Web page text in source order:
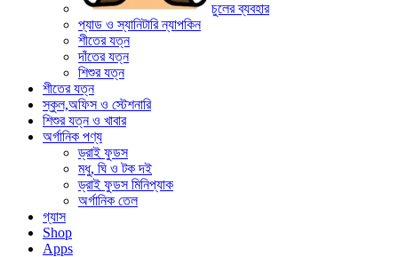
চুলের ব্যবহার
প্যাড ও স্যানিটারি ন্যাপকিন
শীতের যত্ন
দাঁতের যত্ন
শিশুর যত্ন
শীতের যত্ন
স্কুল,অফিস ও স্টেশনারি
শিশুর যত্ন ও খাবার
অর্গানিক পণ্য
ড্রাই ফুডস
মধু, ঘি ও টক দই
ড্রাই ফুডস মিনিপ্যাক
অর্গানিক তেল
গ্যাস
Shop
Apps